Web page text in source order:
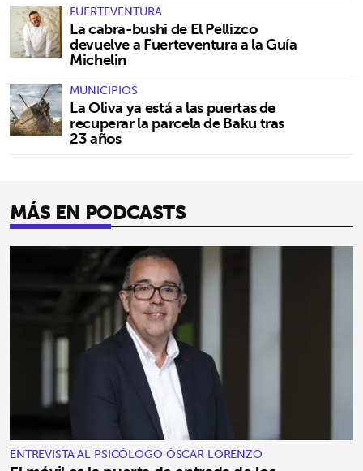
FUERTEVENTURA
La cabra-bushi de El Pellizco
devuelve a Fuerteventura a la Guía
Michelin
MUNICIPIOS
La Oliva ya está a las puertas de
recuperar la parcela de Baku tras
23 años
MÁS EN PODCASTS
ENTREVISTA AL PSICÓLOGO ÓSCAR LORENZO